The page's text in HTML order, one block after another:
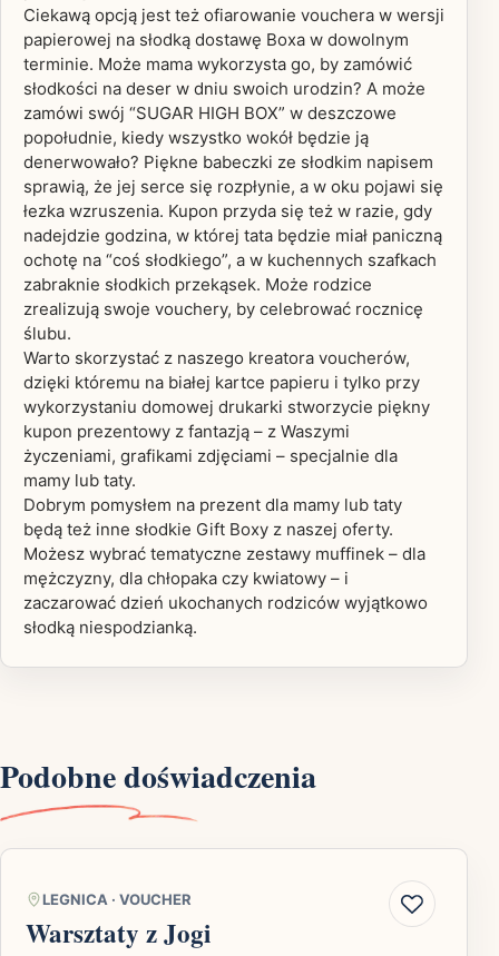
Ciekawą opcją jest też ofiarowanie vouchera w wersji
papierowej na słodką dostawę Boxa w dowolnym
terminie. Może mama wykorzysta go, by zamówić
słodkości na deser w dniu swoich urodzin? A może
zamówi swój “SUGAR HIGH BOX” w deszczowe
popołudnie, kiedy wszystko wokół będzie ją
denerwowało? Piękne babeczki ze słodkim napisem
sprawią, że jej serce się rozpłynie, a w oku pojawi się
łezka wzruszenia. Kupon przyda się też w razie, gdy
nadejdzie godzina, w której tata będzie miał paniczną
ochotę na “coś słodkiego”, a w kuchennych szafkach
zabraknie słodkich przekąsek. Może rodzice
zrealizują swoje vouchery, by celebrować rocznicę
ślubu.
Warto skorzystać z naszego kreatora voucherów,
dzięki któremu na białej kartce papieru i tylko przy
wykorzystaniu domowej drukarki stworzycie piękny
kupon prezentowy z fantazją – z Waszymi
życzeniami, grafikami zdjęciami – specjalnie dla
mamy lub taty.
Dobrym pomysłem na prezent dla mamy lub taty
będą też inne słodkie Gift Boxy z naszej oferty.
Możesz wybrać tematyczne zestawy muffinek – dla
mężczyzny, dla chłopaka czy kwiatowy – i
zaczarować dzień ukochanych rodziców wyjątkowo
słodką niespodzianką.
Podobne doświadczenia
LEGNICA · VOUCHER
Warsztaty z Jogi